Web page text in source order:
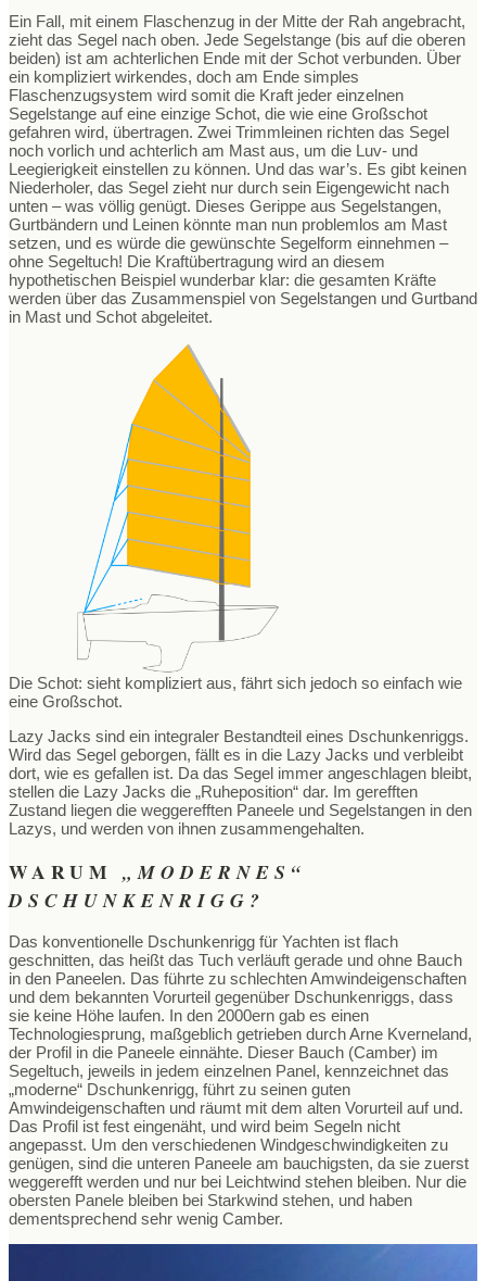
Ein Fall, mit einem Flaschenzug in der Mitte der Rah angebracht,
zieht das Segel nach oben. Jede Segelstange (bis auf die oberen
beiden) ist am achterlichen Ende mit der Schot verbunden. Über
ein kompliziert wirkendes, doch am Ende simples
Flaschenzugsystem wird somit die Kraft jeder einzelnen
Segelstange auf eine einzige Schot, die wie eine Großschot
gefahren wird, übertragen. Zwei Trimmleinen richten das Segel
noch vorlich und achterlich am Mast aus, um die Luv- und
Leegierigkeit einstellen zu können. Und das war’s. Es gibt keinen
Niederholer, das Segel zieht nur durch sein Eigengewicht nach
unten – was völlig genügt. Dieses Gerippe aus Segelstangen,
Gurtbändern und Leinen könnte man nun problemlos am Mast
setzen, und es würde die gewünschte Segelform einnehmen –
ohne Segeltuch! Die Kraftübertragung wird an diesem
hypothetischen Beispiel wunderbar klar: die gesamten Kräfte
werden über das Zusammenspiel von Segelstangen und Gurtband
in Mast und Schot abgeleitet.
Die Schot: sieht kompliziert aus, fährt sich jedoch so einfach wie
eine Großschot.
Lazy Jacks sind ein integraler Bestandteil eines Dschunkenriggs.
Wird das Segel geborgen, fällt es in die Lazy Jacks und verbleibt
dort, wie es gefallen ist. Da das Segel immer angeschlagen bleibt,
stellen die Lazy Jacks die „Ruheposition“ dar. Im gerefften
Zustand liegen die weggerefften Paneele und Segelstangen in den
Lazys, und werden von ihnen zusammengehalten.
WARUM „MODERNES“
DSCHUNKENRIGG?
Das konventionelle Dschunkenrigg für Yachten ist flach
geschnitten, das heißt das Tuch verläuft gerade und ohne Bauch
in den Paneelen. Das führte zu schlechten Amwindeigenschaften
und dem bekannten Vorurteil gegenüber Dschunkenriggs, dass
sie keine Höhe laufen. In den 2000ern gab es einen
Technologiesprung, maßgeblich getrieben durch Arne Kverneland,
der Profil in die Paneele einnähte. Dieser Bauch (Camber) im
Segeltuch, jeweils in jedem einzelnen Panel, kennzeichnet das
„moderne“ Dschunkenrigg, führt zu seinen guten
Amwindeigenschaften und räumt mit dem alten Vorurteil auf und.
Das Profil ist fest eingenäht, und wird beim Segeln nicht
angepasst. Um den verschiedenen Windgeschwindigkeiten zu
genügen, sind die unteren Paneele am bauchigsten, da sie zuerst
weggerefft werden und nur bei Leichtwind stehen bleiben. Nur die
obersten Panele bleiben bei Starkwind stehen, und haben
dementsprechend sehr wenig Camber.